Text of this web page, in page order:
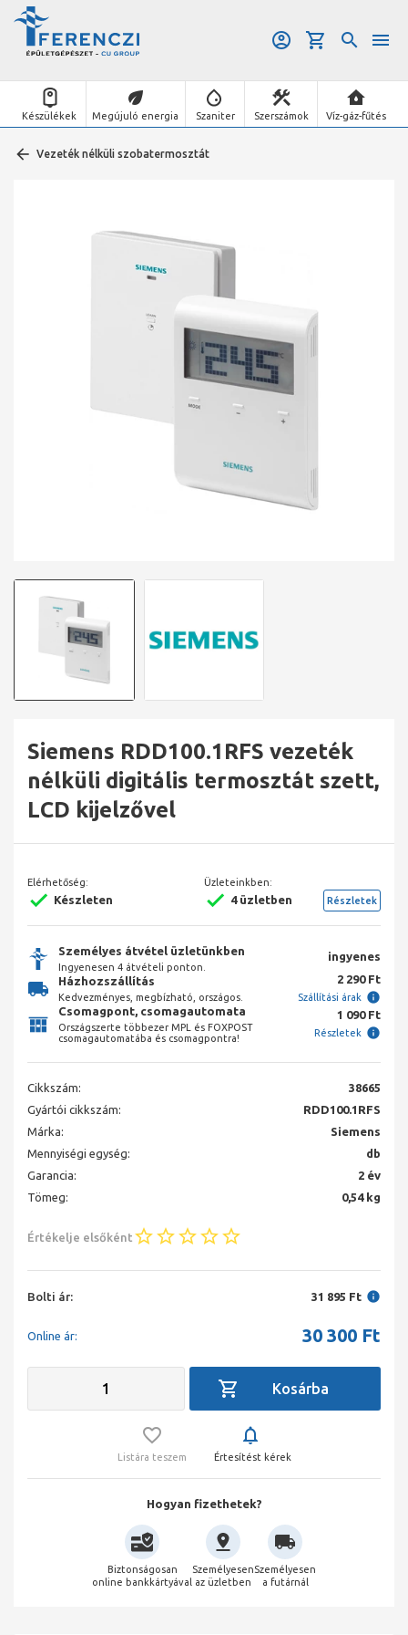
Készülékek Megújuló energia Szaniter Szerszámok Víz-gáz-fűtés
Vezeték nélküli szobatermosztát
Siemens RDD100.1RFS vezeték
nélküli digitális termosztát szett,
LCD kijelzővel
Elérhetőség:
Készleten
Üzleteinkben:
4 üzletben Részletek
Személyes átvétel üzletünkben
Ingyenesen 4 átvételi ponton.
ingyenes
Házhozszállítás
Kedvezményes, megbízható, országos.
2 290 Ft
Szállítási árak
Csomagpont, csomagautomata
Országszerte többezer MPL és FOXPOST
csomagautomatába és csomagpontra!
1 090 Ft
Részletek
Cikkszám:
38665
Gyártói cikkszám:
RDD100.1RFS
Márka:
Siemens
Mennyiségi egység:
db
Garancia:
2 év
Tömeg:
0,54 kg
Értékelje elsőként
Bolti ár: 31 895 Ft
Online ár: 30 300 Ft
Listára teszem Értesítést kérek
Hogyan fizethetek?
Biztonságosan
online bankkártyával
Személyesen
az üzletben
Személyesen
a futárnál